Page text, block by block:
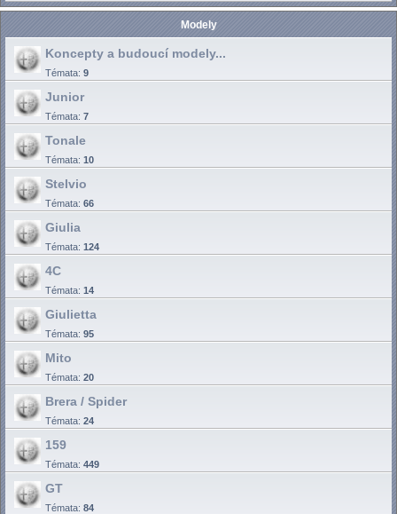
Modely
Koncepty a budoucí modely...
Témata: 9
Junior
Témata: 7
Tonale
Témata: 10
Stelvio
Témata: 66
Giulia
Témata: 124
4C
Témata: 14
Giulietta
Témata: 95
Mito
Témata: 20
Brera / Spider
Témata: 24
159
Témata: 449
GT
Témata: 84